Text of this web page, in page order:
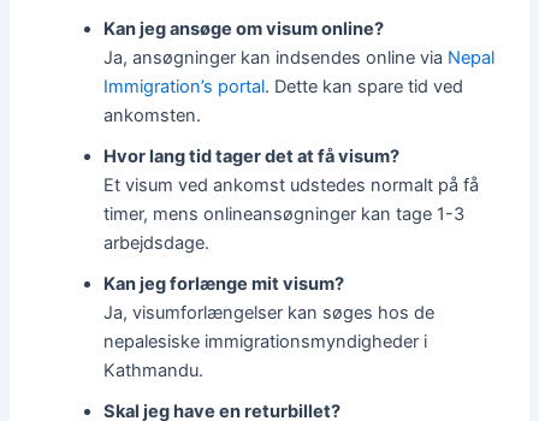
Kan jeg ansøge om visum online?
Ja, ansøgninger kan indsendes online via Nepal
Immigration’s portal. Dette kan spare tid ved
ankomsten.
Hvor lang tid tager det at få visum?
Et visum ved ankomst udstedes normalt på få
timer, mens onlineansøgninger kan tage 1-3
arbejdsdage.
Kan jeg forlænge mit visum?
Ja, visumforlængelser kan søges hos de
nepalesiske immigrationsmyndigheder i
Kathmandu.
Skal jeg have en returbillet?